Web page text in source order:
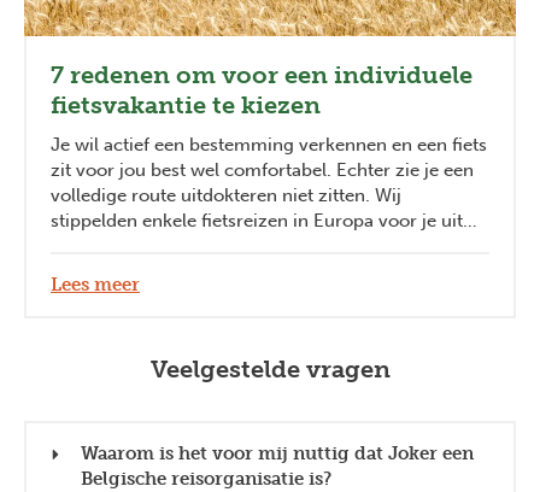
7 redenen om voor een individuele
fietsvakantie te kiezen
Je wil actief een bestemming verkennen en een fiets
zit voor jou best wel comfortabel. Echter zie je een
volledige route uitdokteren niet zitten. Wij
stippelden enkele fietsreizen in Europa voor je uit
waarom een fietsvakantie ook voor jou ideaal is!
Lees meer
Veelgestelde vragen
Waarom is het voor mij nuttig dat Joker een
Belgische reisorganisatie is?